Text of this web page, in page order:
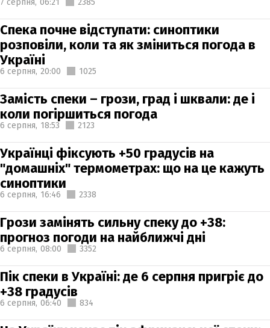
Спека почне відступати: синоптики
розповіли, коли та як зміниться погода в
Україні
6 серпня, 20:00 1025
Замість спеки – грози, град і шквали: де і
коли погіршиться погода
6 серпня, 18:53 2123
Українці фіксують +50 градусів на
"домашніх" термометрах: що на це кажуть
синоптики
6 серпня, 16:46 2338
Грози замінять сильну спеку до +38:
прогноз погоди на найближчі дні
6 серпня, 08:00 3352
Пік спеки в Україні: де 6 серпня пригріє до
+38 градусів
6 серпня, 06:40 834